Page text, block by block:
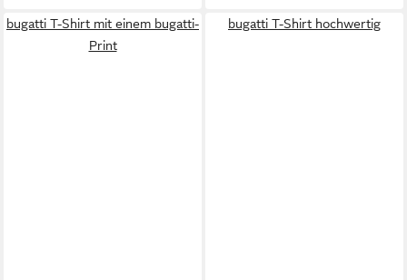
bugatti T-Shirt mit einem bugatti-
Print
bugatti T-Shirt hochwertig